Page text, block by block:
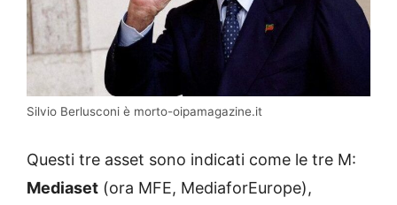
Silvio Berlusconi è morto-oipamagazine.it
Questi tre asset sono indicati come le tre M:
Mediaset (ora MFE, MediaforEurope),